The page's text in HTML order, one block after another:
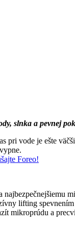
slnka a pevnej
pri vode je ešte
Foreo!
lifting
mikroprúdu a